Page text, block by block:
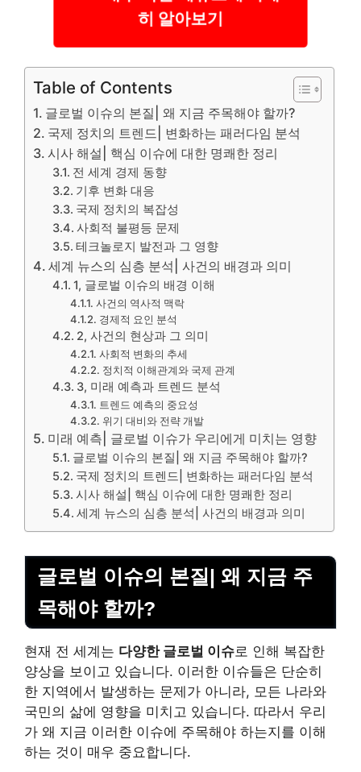
히 알아보기
Table of Contents
글로벌 이슈의 본질| 왜 지금 주목해야 할까?
국제 정치의 트렌드| 변화하는 패러다임 분석
시사 해설| 핵심 이슈에 대한 명쾌한 정리
전 세계 경제 동향
기후 변화 대응
국제 정치의 복잡성
사회적 불평등 문제
테크놀로지 발전과 그 영향
세계 뉴스의 심층 분석| 사건의 배경과 의미
1, 글로벌 이슈의 배경 이해
사건의 역사적 맥락
경제적 요인 분석
2, 사건의 현상과 그 의미
사회적 변화의 추세
정치적 이해관계와 국제 관계
3, 미래 예측과 트렌드 분석
트렌드 예측의 중요성
위기 대비와 전략 개발
미래 예측| 글로벌 이슈가 우리에게 미치는 영향
글로벌 이슈의 본질| 왜 지금 주목해야 할까?
국제 정치의 트렌드| 변화하는 패러다임 분석
시사 해설| 핵심 이슈에 대한 명쾌한 정리
세계 뉴스의 심층 분석| 사건의 배경과 의미
글로벌 이슈의 본질| 왜 지금 주
목해야 할까?
현재 전 세계는 다양한 글로벌 이슈로 인해 복잡한
양상을 보이고 있습니다. 이러한 이슈들은 단순히
한 지역에서 발생하는 문제가 아니라, 모든 나라와
국민의 삶에 영향을 미치고 있습니다. 따라서 우리
가 왜 지금 이러한 이슈에 주목해야 하는지를 이해
하는 것이 매우 중요합니다.